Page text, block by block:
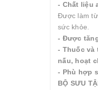
- Chất liệu
Được làm
sức khỏe.
- Được
- Thuốc và
nấu, hoạt
- Phù hợp
BỘ SƯU